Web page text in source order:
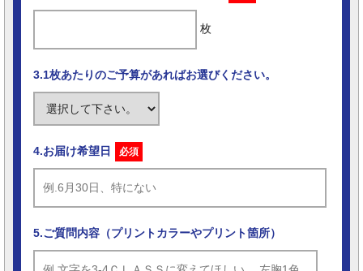
枚
3.1枚あたりのご予算があればお選びください。
4.お届け希望日 必須
5.ご質問内容（プリントカラーやプリント箇所）